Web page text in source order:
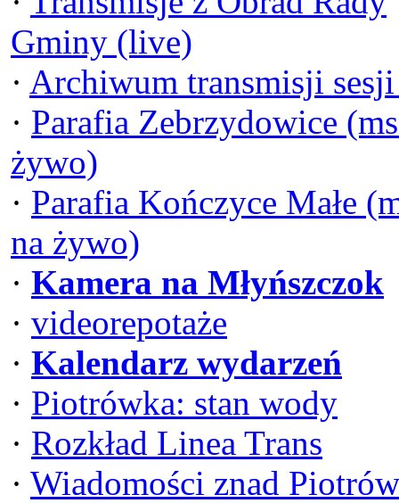
Gminy (live)
· Archiwum transmisji
· Parafia Zebrzydowice
żywo)
· Parafia Kończyce Małe
na żywo)
· Kamera na Młyńszczok
· videorepotaże
· Kalendarz wydarzeń
· Piotrówka: stan wody
· Rozkład Linea Trans
· Wiadomości znad